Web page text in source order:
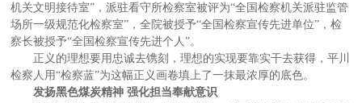
机关文明接待室”，派驻看守所检察室被评为“全国检察机关派驻监管
场所一级规范化检察室”，全院被授予“全国检察宣传先进单位”，检
察长被授予“全国检察宣传先进个人”。
正义的理想要用忠诚去镌刻，理想的实现要靠实干去获得，平川
检察人用“检察蓝”为这幅正义画卷填上了一抹最浓厚的底色。
发扬黑色煤炭精神 强化担当奉献意识